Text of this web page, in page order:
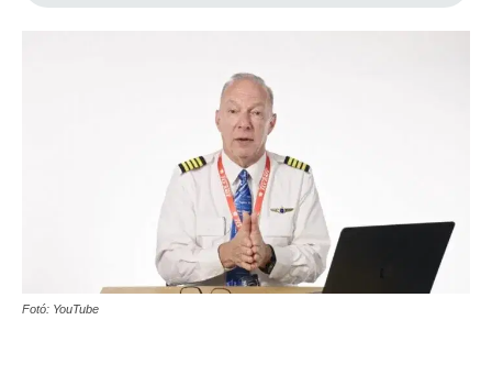
Fotó: YouTube